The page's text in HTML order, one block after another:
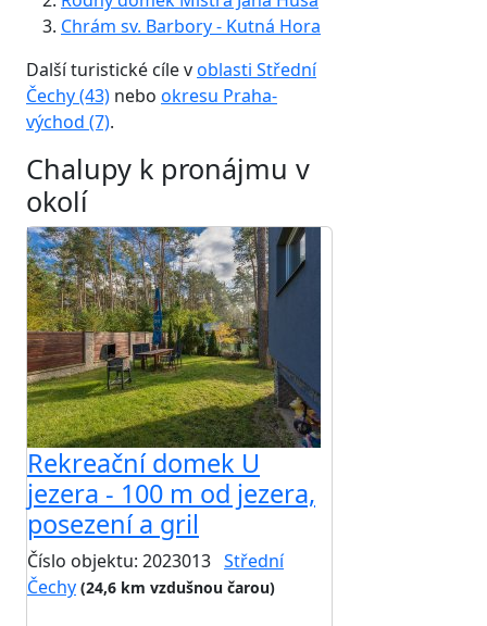
Chrám sv. Barbory - Kutná Hora
Další turistické cíle voblasti Střední
Čechy (43) nebo okresu Praha-
východ (7).
Chalupy k pronájmu v
okolí
Rekreační domek U
jezera - 100 m od jezera,
posezení a gril
Číslo objektu: 2023013 Střední
Čechy (24,6 km vzdušnou čarou)